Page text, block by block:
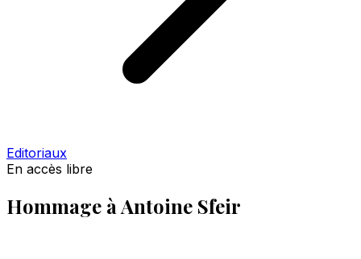
Editoriaux
En accès libre
Hommage à Antoine Sfeir